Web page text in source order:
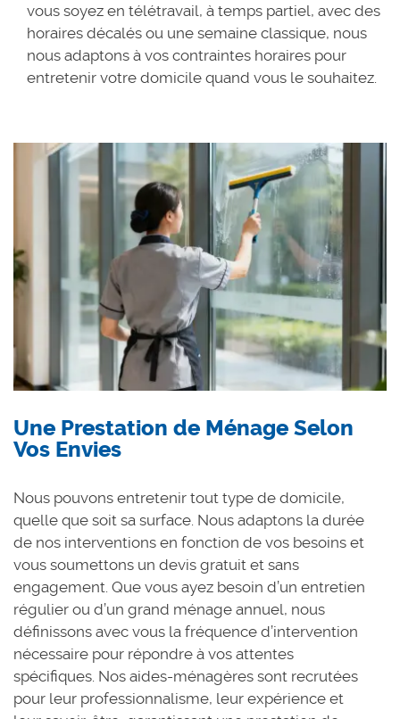
vous soyez en télétravail, à temps partiel, avec des
horaires décalés ou une semaine classique, nous
nous adaptons à vos contraintes horaires pour
entretenir votre domicile quand vous le souhaitez.
Une Prestation de Ménage Selon
Vos Envies
Nous pouvons entretenir tout type de domicile,
quelle que soit sa surface. Nous adaptons la durée
de nos interventions en fonction de vos besoins et
vous soumettons un devis gratuit et sans
engagement. Que vous ayez besoin d’un entretien
régulier ou d’un grand ménage annuel, nous
définissons avec vous la fréquence d’intervention
nécessaire pour répondre à vos attentes
spécifiques. Nos aides-ménagères sont recrutées
pour leur professionnalisme, leur expérience et